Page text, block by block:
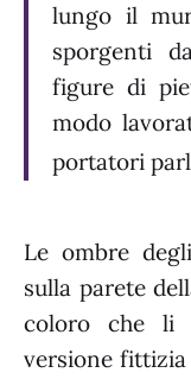
lungo il
sporgenti
figure di
modo
portatori
Le ombre
sulla parete
coloro che li
versione